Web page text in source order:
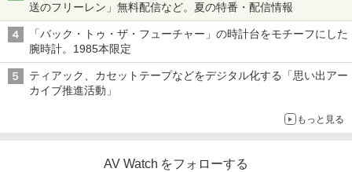
送のフリーレン」無料配信など。夏の特番・配信情報
「バック・トゥ・ザ・フューチャー」の時計台をモチーフにした
腕時計。1985本限定
ティアック、カセットテープなどをデジタル化する「思い出アー
カイブ推進活動」
もっと見る
AV Watch をフォローする